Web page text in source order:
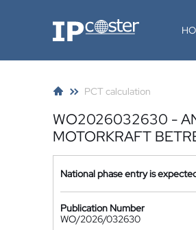
IP-Coster
PCT calculation
WO2026032630 -
MOTORKRAFT
National phase entry is
Publication Number
WO/2026/032630